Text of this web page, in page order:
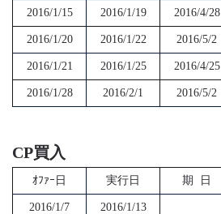
2016/1/15 2016/1/19 2016/4/28
2016/1/20 2016/1/22 2016/5/2
2016/1/21 2016/1/25 2016/4/25
2016/1/28 2016/2/1 2016/5/2
CP買入
ｵﾌｧｰ日 実行日 期 日
2016/1/7 2016/1/13